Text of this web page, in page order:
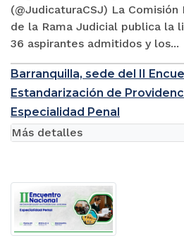
(@JudicaturaCSJ) La
de la Rama Judicial publica la
36 aspirantes admitidos y los...
Barranquilla, sede del II
Estandarización de
Especialidad Penal
Más detalles